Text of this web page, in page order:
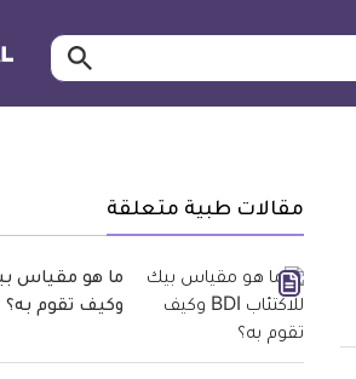
ابحث…
مقالات طبية متعلقة
وكيف تقوم به؟